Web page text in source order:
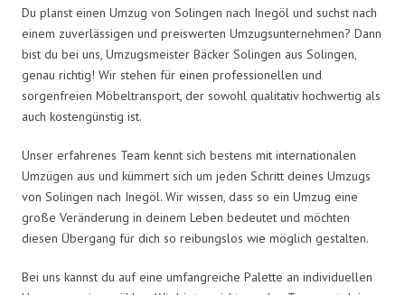
Du planst einen Umzug von Solingen nach Inegöl und suchst nach
einem zuverlässigen und preiswerten Umzugsunternehmen? Dann
bist du bei uns, Umzugsmeister Bäcker Solingen aus Solingen,
genau richtig! Wir stehen für einen professionellen und
sorgenfreien Möbeltransport, der sowohl qualitativ hochwertig als
auch kostengünstig ist.
Unser erfahrenes Team kennt sich bestens mit internationalen
Umzügen aus und kümmert sich um jeden Schritt deines Umzugs
von Solingen nach Inegöl. Wir wissen, dass so ein Umzug eine
große Veränderung in deinem Leben bedeutet und möchten
diesen Übergang für dich so reibungslos wie möglich gestalten.
Bei uns kannst du auf eine umfangreiche Palette an individuellen